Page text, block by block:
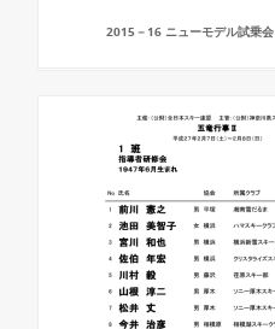
2015－16 ニューモデル試乗会